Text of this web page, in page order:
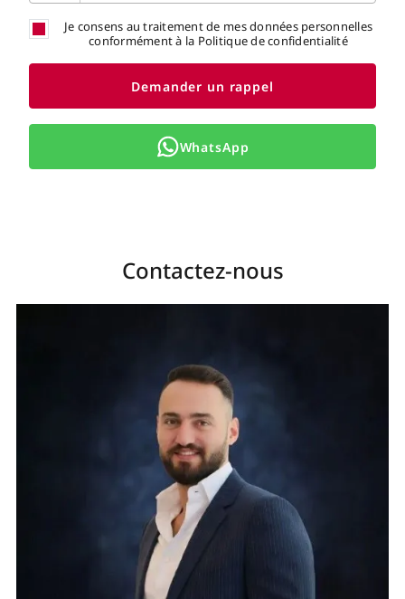
Je consens au traitement de mes données personnelles
conformément à la Politique de confidentialité
Demander un rappel
WhatsApp
Contactez-nous